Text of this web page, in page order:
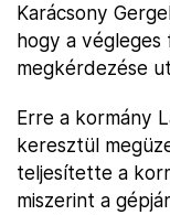
Karácsony
hogy a
megkérdezése
Erre a kormány
keresztül
teljesítette a
miszerint a